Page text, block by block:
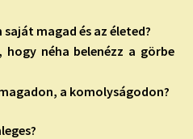
magad és az életed?
hogy néha belenézz a görbe
a komolyságodon?